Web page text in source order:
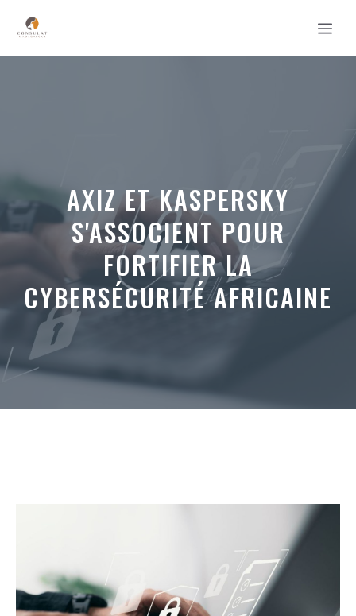
contenu
AXIZ ET KASPERSKY
S'ASSOCIENT POUR
FORTIFIER LA
CYBERSÉCURITÉ AFRICAINE